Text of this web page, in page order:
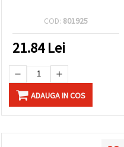
COD: 801925
21.84Lei
ADAUGA IN COS